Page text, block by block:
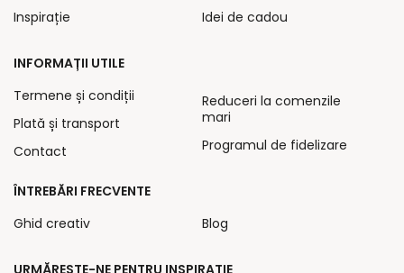
Inspirație
Idei de cadou
INFORMAȚII UTILE
Termene și condiții
Plată și transport
Contact
Reduceri la comenzile
mari
Programul de fidelizare
ÎNTREBĂRI FRECVENTE
Ghid creativ
Blog